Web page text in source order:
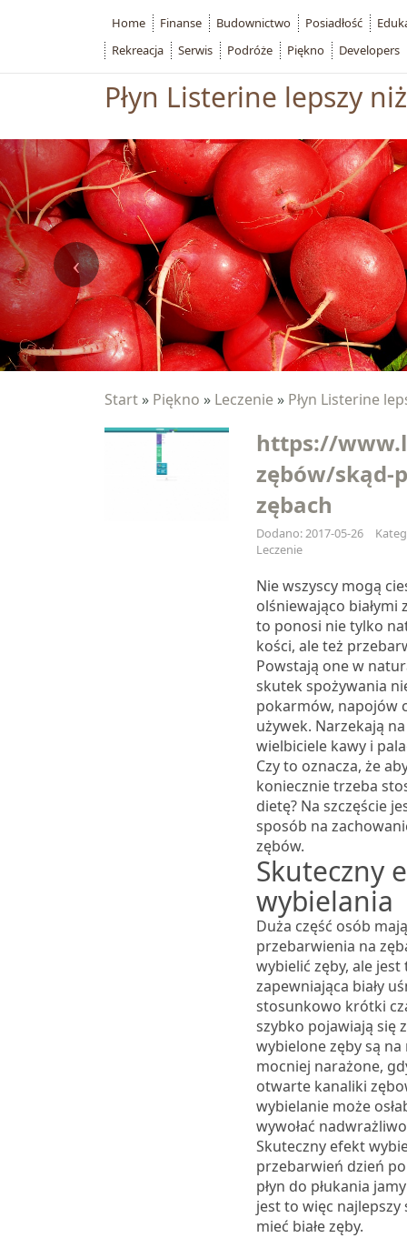
Płyn Listerine lepszy
Start » Piękno » Leczenie » Płyn Listerine
https://
zębów/skąd-
zębach
Dodano: 2017-05-26
Leczenie
Nie wszyscy mogą
olśniewająco białymi
to ponosi nie tylko
kości, ale też
Powstają one w
skutek spożywania
pokarmów, napojów
używek. Narzekają na
wielbiciele kawy i
Czy to oznacza, że
koniecznie trzeba
dietę? Na szczęście
sposób na
zębów.
Skuteczny
wybielania
Duża część osób
przebarwienia na
wybielić zęby, ale
zapewniająca biały
stosunkowo krótki
szybko pojawiają się
wybielone zęby są na
mocniej narażone,
otwarte kanaliki
wybielanie może
wywołać
Skuteczny efekt
przebarwień dzień
płyn do płukania
jest to więc najlepszy
mieć białe zęby.
Home Finanse Budownictwo Posiadłość
Rekreacja
Serwis Podróże Piękno Developers